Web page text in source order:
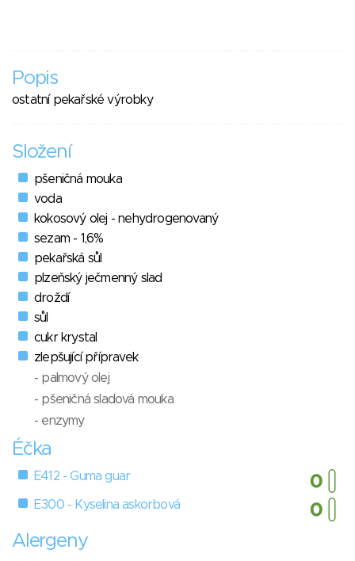
Popis
ostatní pekařské výrobky
Složení
pšeničná mouka
voda
kokosový olej - nehydrogenovaný
sezam - 1,6%
pekařská sůl
plzeňský ječmenný slad
droždí
sůl
cukr krystal
zlepšující přípravek
- palmový olej
- pšeničná sladová mouka
- enzymy
Éčka
E412 - Guma guar
E300 - Kyselina askorbová
Alergeny